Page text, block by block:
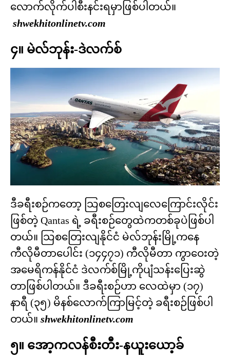
လောက်လိုက်ပါစီးနင်းရမှာဖြစ်ပါတယ်။
shwekhitonlinetv.com
၄။ မဲလ်ဘုန်း-ဒဲလက်စ်
ဒီခရီးစဉ်ကတော့ သြစတြေးလျလေကြောင်းလိုင်း
ဖြစ်တဲ့ Qantas ရဲ့ ခရီးစဉ်တွေထဲကတစ်ခုပဲဖြစ်ပါ
တယ်။ သြစတြေးလျနိုင်ငံ မဲလ်ဘုန်းမြို့ကနေ
ကီလိုမီတာပေါင်း (၁၄၄၇၁) ကီလိုမီတာ ကွာဝေးတဲ့
အမေရိကန်နိုင်ငံ ဒဲလက်စ်မြို့ကိုပျံသန်းပြေးဆွဲ
တာဖြစ်ပါတယ်။ ဒီခရီးစဉ်ဟာ လေထဲမှာ (၁၇)
နာရီ (၃၅) မိနစ်လောက်ကြာမြင့်တဲ့ ခရီးစဉ်ဖြစ်ပါ
တယ်။ shwekhitonlinetv.com
၅။ အော့ကလန်စီးတီး-နယူးယော့ခ်